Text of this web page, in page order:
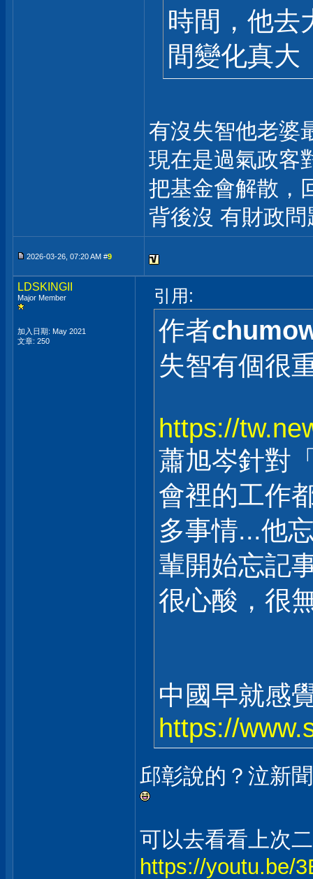
時間，他去
間變化真大
有沒失智他老婆
現在是過氣政客
把基金會解散，
背後沒 有財政
2026-03-26, 07:20 AM #9
LDSKINGII
Major Member
加入日期: May 2021
文章: 250
引用:
作者
失智有個很
https://
蕭旭岑針對
會裡的工作
多事情...他
輩開始忘記
很心酸，很
中國早就感
https://
邱彰說的？泣新
可以去看看上次
https://youtu.be/